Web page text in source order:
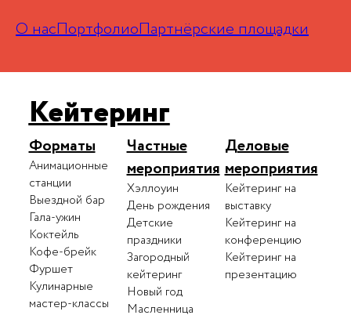
О насПортфолиоПартнёрские площадки
Кейтеринг
Форматы
Анимационные
станции
Выездной бар
Гала-ужин
Коктейль
Кофе-брейк
Фуршет
Кулинарные
мастер-классы
Частные
мероприятия
Хэллоуин
День рождения
Детские
праздники
Загородный
кейтеринг
Новый год
Масленница
Деловые
мероприятия
Кейтеринг на
выставку
Кейтеринг на
конференцию
Кейтеринг на
презентацию